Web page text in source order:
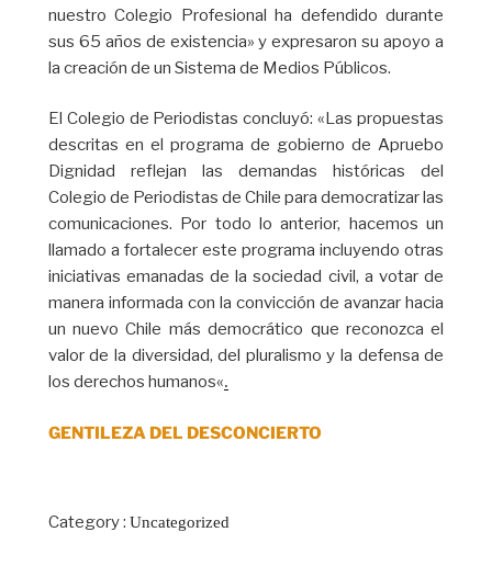
nuestro Colegio Profesional ha defendido durante
sus 65 años de existencia» y expresaron su apoyo a
la creación de un Sistema de Medios Públicos.
El Colegio de Periodistas concluyó: «Las propuestas
descritas en el programa de gobierno de Apruebo
Dignidad reflejan las demandas históricas del
Colegio de Periodistas de Chile para democratizar las
comunicaciones. Por todo lo anterior, hacemos un
llamado a fortalecer este programa incluyendo otras
iniciativas emanadas de la sociedad civil, a votar de
manera informada con la convicción de avanzar hacia
un nuevo Chile más democrático que reconozca el
valor de la diversidad, del pluralismo y la defensa de
los derechos humanos«.
GENTILEZA DEL DESCONCIERTO
Category : Uncategorized